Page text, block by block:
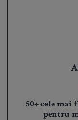
50+ cele mai
pentru